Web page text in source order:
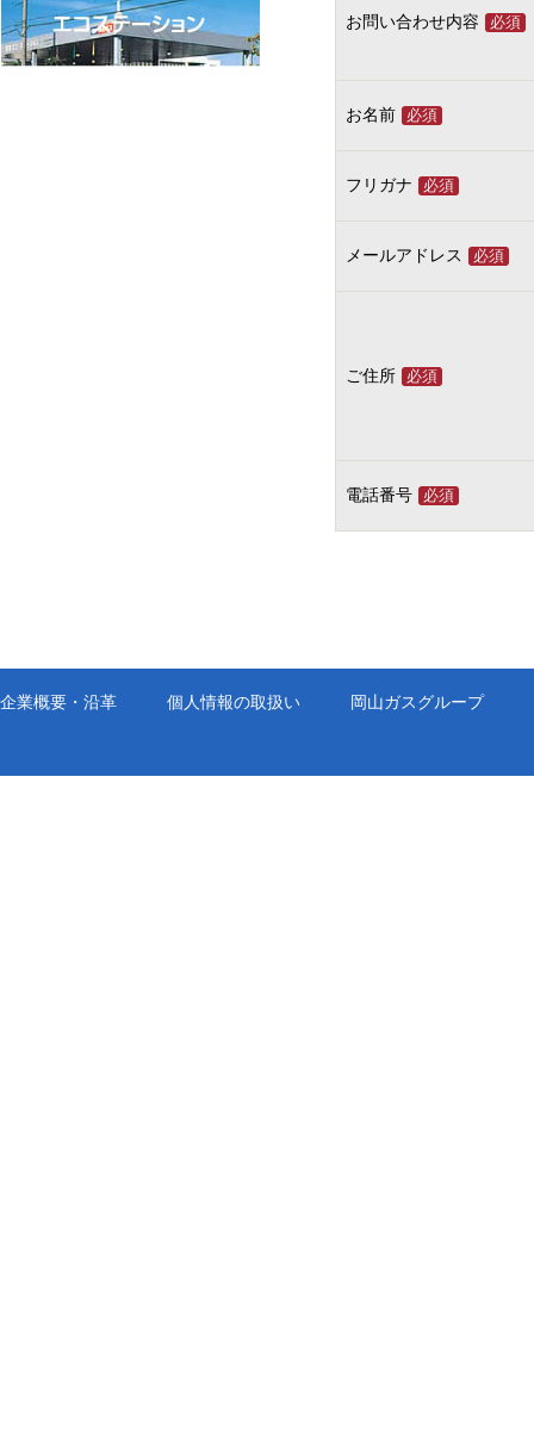
お問い合わせ内容 必須
お名前 必須
フリガナ 必須
メールアドレス 必須
ご住所 必須
電話番号 必須
企業概要・沿革 個人情報の取扱い 岡山ガスグループ